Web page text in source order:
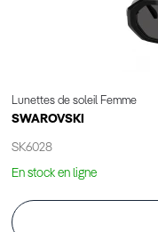
Lunettes de soleil Femme
SWAROVSKI
SK6028
En stock en ligne